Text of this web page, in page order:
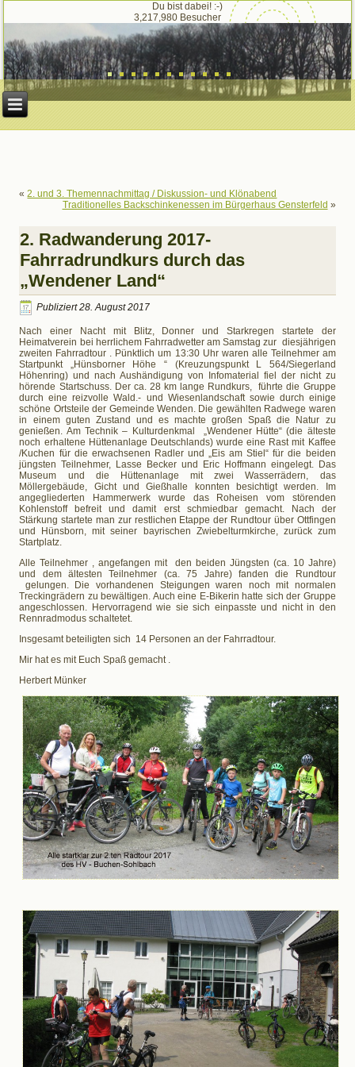
Du bist dabei! :-)
3,217,980 Besucher
«2. und 3. Themennachmittag / Diskussion- und Klönabend
Traditionelles Backschinkenessen im Bürgerhaus Gensterfeld »
2. Radwanderung 2017-
Fahrradrundkurs durch das
„Wendener Land“
Publiziert 28. August 2017
Nach einer Nacht mit Blitz, Donner und Starkregen startete der
Heimatverein bei herrlichem Fahrradwetter am Samstag zur diesjährigen
zweiten Fahrradtour . Pünktlich um 13:30 Uhr waren alle Teilnehmer am
Startpunkt „Hünsborner Höhe “ (Kreuzungspunkt L 564/Siegerland
Höhenring) und nach Aushändigung von Infomaterial fiel der nicht zu
hörende Startschuss. Der ca. 28 km lange Rundkurs, führte die Gruppe
durch eine reizvolle Wald.- und Wiesenlandschaft sowie durch einige
schöne Ortsteile der Gemeinde Wenden. Die gewählten Radwege waren
in einem guten Zustand und es machte großen Spaß die Natur zu
genießen. Am Technik – Kulturdenkmal „Wendener Hütte“ (die älteste
noch erhaltene Hüttenanlage Deutschlands) wurde eine Rast mit Kaffee
/Kuchen für die erwachsenen Radler und „Eis am Stiel“ für die beiden
jüngsten Teilnehmer, Lasse Becker und Eric Hoffmann eingelegt. Das
Museum und die Hüttenanlage mit zwei Wasserrädern, das
Möllergebäude, Gicht und Gießhalle konnten besichtigt werden. Im
angegliederten Hammerwerk wurde das Roheisen vom störenden
Kohlenstoff befreit und damit erst schmiedbar gemacht. Nach der
Stärkung startete man zur restlichen Etappe der Rundtour über Ottfingen
und Hünsborn, mit seiner bayrischen Zwiebelturmkirche, zurück zum
Startplatz.
Alle Teilnehmer , angefangen mit den beiden Jüngsten (ca. 10 Jahre)
und dem ältesten Teilnehmer (ca. 75 Jahre) fanden die Rundtour
gelungen. Die vorhandenen Steigungen waren noch mit normalen
Treckingrädern zu bewältigen. Auch eine E-Bikerin hatte sich der Gruppe
angeschlossen. Hervorragend wie sie sich einpasste und nicht in den
Rennradmodus schaltetet.
Insgesamt beteiligten sich 14 Personen an der Fahrradtour.
Mir hat es mit Euch Spaß gemacht .
Herbert Münker